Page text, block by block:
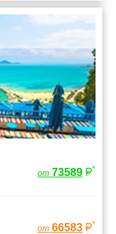
от 73589 *
от 66583 *